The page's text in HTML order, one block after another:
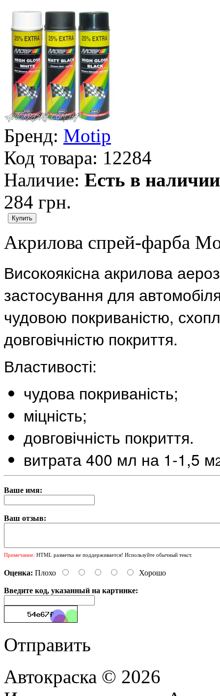
Бренд: Motip
Код товара: 12284
Наличие: Есть в наличии
284 грн.
Акрилова спрей-фарба
Високоякісна акрилова
застосування для
чудовою покриваністю,
довговічністю покриття.
Властивості:
чудова покриваність;
міцність;
довговічність покриття.
витрата 400 мл на 1-1,5 м
Ваше имя:
Ваш отзыв:
Примечание: HTML разметка не поддерживается! Используйте обычный текст.
Оценка: Плохо Хорошо
Введите код, указанный на картинке:
Отправить
Автокраска © 2026